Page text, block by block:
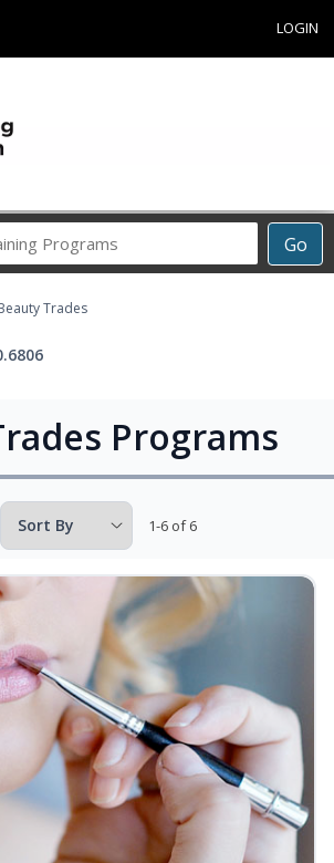
LOGIN
Go
Career
Programs
Trades
Programs
1-6 of 6